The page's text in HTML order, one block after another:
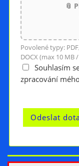
📎
Povolené typy: PDF,
DOCX (max 10
Souhlasím
zpracování